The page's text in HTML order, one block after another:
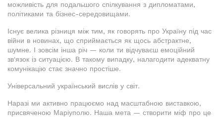
можливість для подальшого спілкування з дипломатами,
політиками та бізнес-середовищами.
Існує велика різниця між тим, як говорять про Україну під час
війни в новинах, що сприймається як щось абстрактне,
шумне. І зовсім інша річ — коли ти відчуваєш емоційний
зв'язок із ситуацією. В такому випадку, налагодити адекватну
комунікацію стає значно простіше.
Універсальний український вислів у світ.
Наразі ми активно працюємо над масштабною виставкою,
присвяченою Маріуполю. Наша мета — створити міф про це